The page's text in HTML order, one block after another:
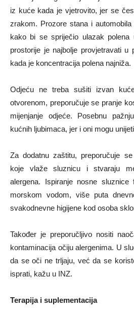
iz kuće kada je vjetrovito, jer se
zrakom. Prozore stana i
kako bi se spriječio ulazak polena
prostorije je najbolje provjetravati u
kada je koncentracija polena najniža.
Odjeću ne treba sušiti izvan
otvorenom, preporučuje se pranje
mijenjanje odjeće. Posebnu
kućnih ljubimaca, jer i oni mogu
Za dodatnu zaštitu, preporučuje
koje vlaže sluznicu i stvaraju
alergena. Ispiranje nosne sluznice
morskom vodom, više puta
svakodnevne higijene kod osoba
Također je preporučljivo nositi
kontaminacija očiju alergenima. U
da se oči ne trljaju, već da se
isprati, kažu u INZ.
Terapija i suplementacija